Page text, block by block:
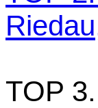
TOP